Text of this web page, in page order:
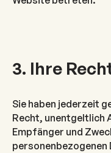
3. Ihre
Sie haben jederzeit
Recht, unentgeltlich
Empfänger und
personenbezogenen